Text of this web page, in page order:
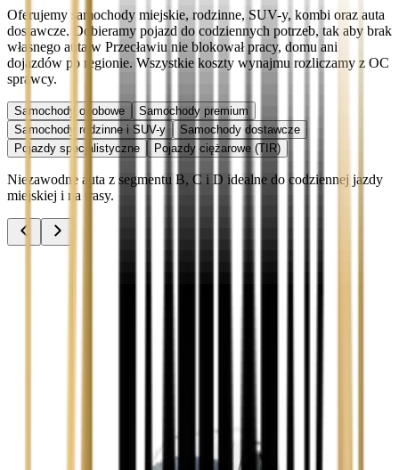
Oferujemy samochody miejskie, rodzinne, SUV-y, kombi oraz auta
dostawcze. Dobieramy pojazd do codziennych potrzeb, tak aby brak
własnego auta w Przecławiu nie blokował pracy, domu ani
dojazdów po regionie. Wszystkie koszty wynajmu rozliczamy z OC
sprawcy.
Samochody osobowe
Samochody premium
Samochody rodzinne i SUV-y
Samochody dostawcze
Pojazdy specjalistyczne
Pojazdy ciężarowe (TIR)
Niezawodne auta z segmentu B, C i D idealne do codziennej jazdy
miejskiej i na trasy.